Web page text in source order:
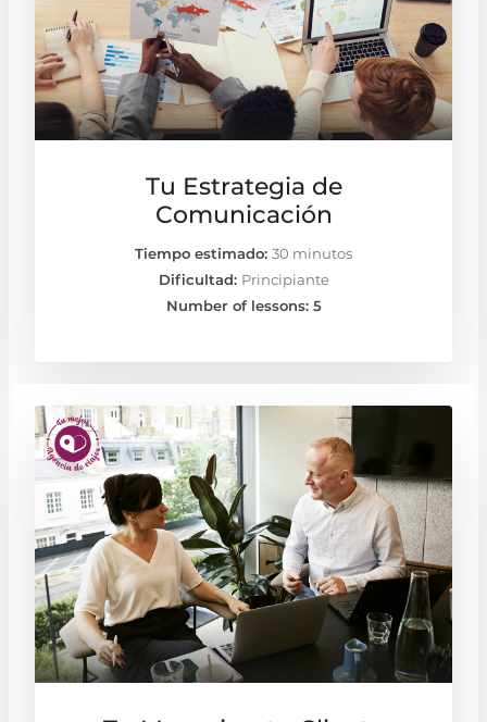
Tu Estrategia de
Comunicación
Tiempo estimado: 30 minutos
Dificultad: Principiante
Number of lessons: 5